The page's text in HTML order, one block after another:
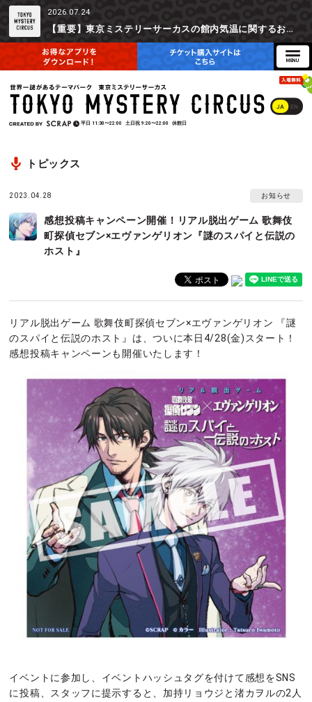
2026.07.24
【重要】東京ミステリーサーカスの館内気温に関するお詫びとご参加辞退時の返金対応について
JA EN
平日 11:30〜22:00 土日祝 9:20〜22:00 休館日
トピックス
2023.04.28 お知らせ
感想投稿キャンペーン開催！リアル脱出ゲーム 歌舞伎
町探偵セブン×エヴァンゲリオン『謎のスパイと伝説の
ホスト』
リアル脱出ゲーム 歌舞伎町探偵セブン×エヴァンゲリオン 『謎
のスパイと伝説のホスト』は、ついに本日4/28(金)スタート！
感想投稿キャンペーンも開催いたします！
イベントに参加し、イベントハッシュタグを付けて感想をSNS
に投稿、スタッフに提示すると、加持リョウジと渚カヲルの2人